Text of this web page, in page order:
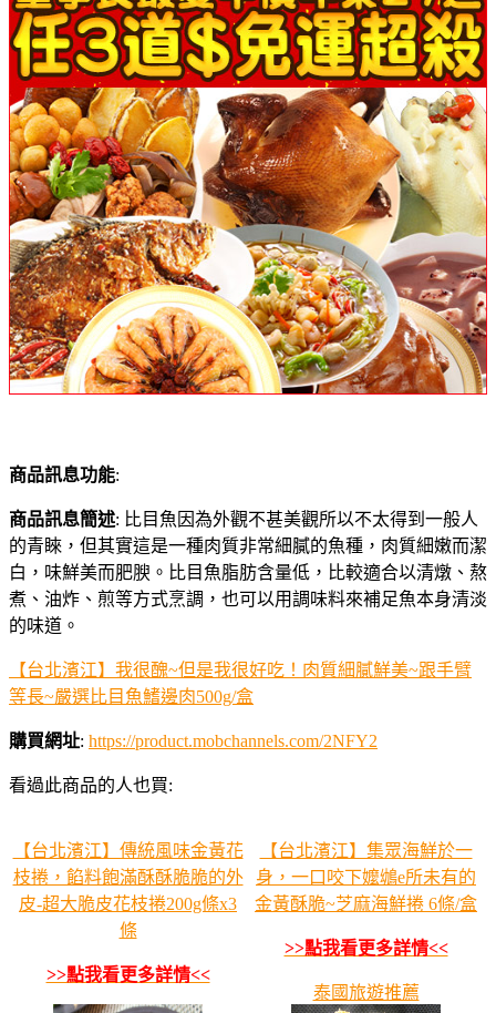
商品訊息功能:
商品訊息簡述: 比目魚因為外觀不甚美觀所以不太得到一般人
的青睞，但其實這是一種肉質非常細膩的魚種，肉質細嫩而潔
白，味鮮美而肥腴。比目魚脂肪含量低，比較適合以清燉、熬
煮、油炸、煎等方式烹調，也可以用調味料來補足魚本身清淡
的味道。
【台北濱江】我很醜~但是我很好吃！肉質細膩鮮美~跟手臂
等長~嚴選比目魚鰭邊肉500g/盒
購買網址: https://product.mobchannels.com/2NFY2
看過此商品的人也買:
【台北濱江】傳統風味金黃花
枝捲，餡料飽滿酥酥脆脆的外
皮-超大脆皮花枝捲200g條x3
條
>>點我看更多詳情<<
【台北濱江】集眾海鮮於一
身，一口咬下嬤鴢e所未有的
金黃酥脆~芝麻海鮮捲 6條/盒
>>點我看更多詳情<<
泰國旅遊推薦